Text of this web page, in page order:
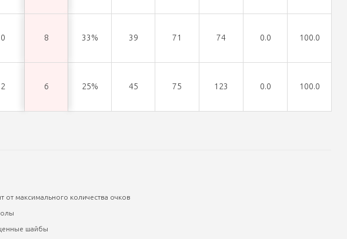
0 8 33% 39 71 74 0.0 100.0
2 6 25% 45 75 123 0.0 100.0
от максимального количества очков
шайбы